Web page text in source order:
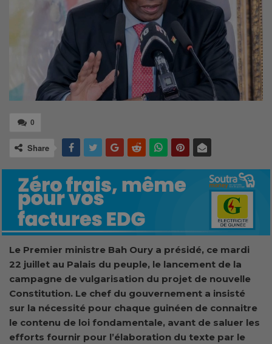
0
Share
Le Premier ministre Bah Oury a présidé, ce mardi
22 juillet au Palais du peuple, le lancement de la
campagne de vulgarisation du projet de nouvelle
Constitution. Le chef du gouvernement a insisté
sur la nécessité pour chaque guinéen de connaitre
le contenu de loi fondamentale, avant de saluer les
efforts fournir pour l’élaboration du texte par le